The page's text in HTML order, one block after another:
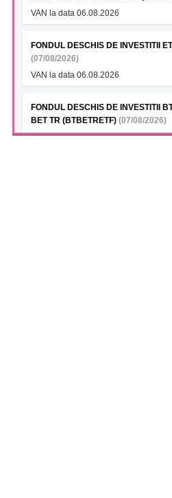
VAN la data 06.08.2026
FONDUL DESCHIS DE INVESTITII
(07/08/2026)
VAN la data 06.08.2026
FONDUL DESCHIS DE INVESTITII
BET TR (BTBETRETF) (07/08/2026)
VAN la data 06.08.2026